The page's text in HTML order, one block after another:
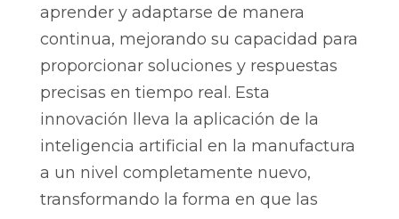
aprender y adaptarse de manera
continua, mejorando su capacidad para
proporcionar soluciones y respuestas
precisas en tiempo real. Esta
innovación lleva la aplicación de la
inteligencia artificial en la manufactura
a un nivel completamente nuevo,
transformando la forma en que las